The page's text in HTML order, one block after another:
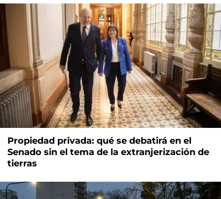
Propiedad privada: qué se debatirá en el
Senado sin el tema de la extranjerización de
tierras